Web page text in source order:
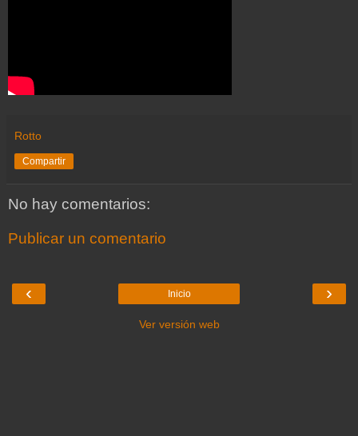
Rotto
Compartir
No hay comentarios:
Publicar un comentario
‹ ›
Inicio
Ver versión web